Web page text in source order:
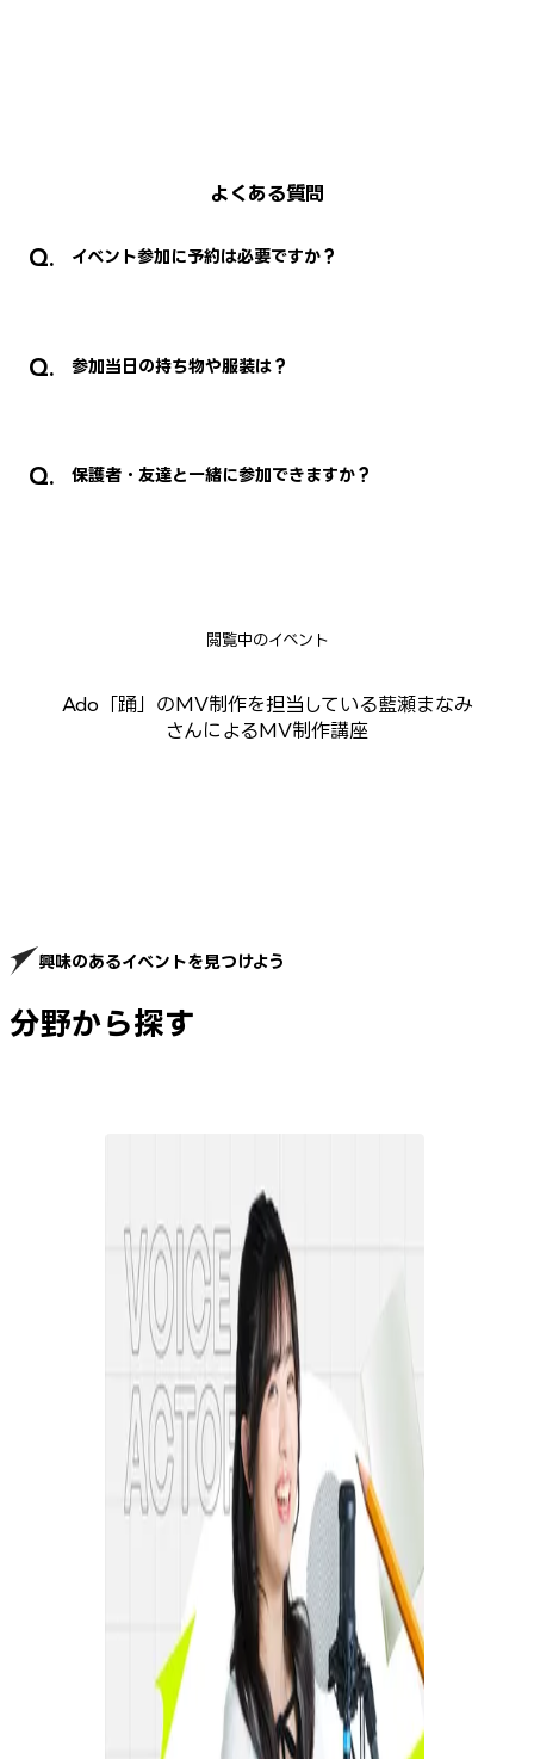
よくある質問
イベント参加に予約は必要ですか？
た方がスムーズにご案内できます。
また、イベントによっては定員等がある場合
参加当日の持ち物や服装は？
夫です！
お好きな格好でお越しください。
保護者・友達と一緒に参加できますか？
がスムーズになります。
閲覧中のイベント
Ado「踊」のMV制作を担当している藍瀬まなみ
さんによるMV制作講座
興味のあるイベントを見つけよう
分野から探す